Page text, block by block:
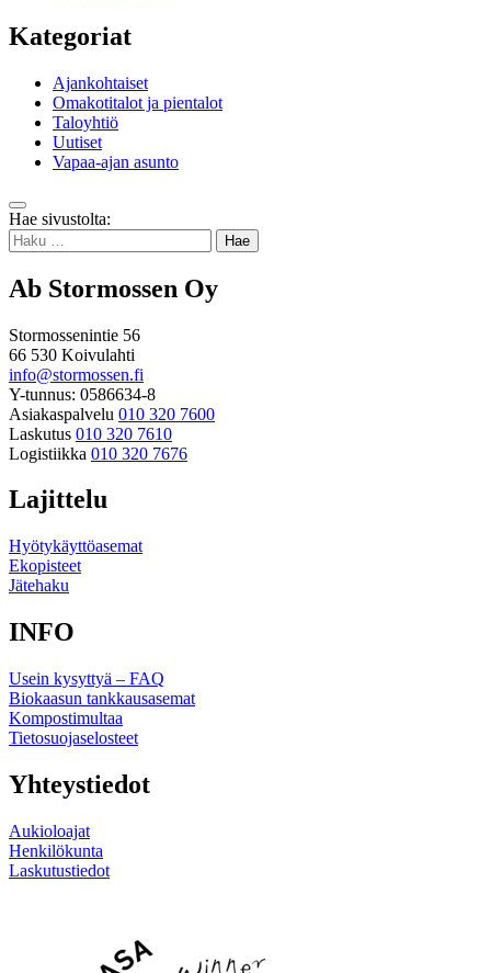
Kategoriat
Ajankohtaiset
Omakotitalot ja pientalot
Taloyhtiö
Uutiset
Vapaa-ajan asunto
Takaisin
ylös
Hae sivustolta:
Haku:
Ab Stormossen Oy
Stormossenintie 56
66 530 Koivulahti
info@stormossen.fi
Y-tunnus: 0586634-8
Asiakaspalvelu 010 320 7600
Laskutus 010 320 7610
Logistiikka 010 320 7676
Lajittelu
Hyötykäyttöasemat
Ekopisteet
Jätehaku
INFO
Usein kysyttyä – FAQ
Biokaasun tankkausasemat
Kompostimultaa
Tietosuojaselosteet
Yhteystiedot
Aukioloajat
Henkilökunta
Laskutustiedot